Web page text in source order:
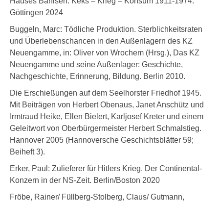
Göttingen 2024
Buggeln, Marc: Tödliche Produktion. Sterblichkeitsraten
und Überlebenschancen in den Außenlagern des KZ
Neuengamme, in: Oliver von Wrochem (Hrsg.), Das KZ
Neuengamme und seine Außenlager: Geschichte,
Nachgeschichte, Erinnerung, Bildung. Berlin 2010.
Die Erschießungen auf dem Seelhorster Friedhof 1945.
Mit Beiträgen von Herbert Obenaus, Janet Anschütz und
Irmtraud Heike, Ellen Bielert, Karljosef Kreter und einem
Geleitwort von Oberbürgermeister Herbert Schmalstieg.
Hannover 2005 (Hannoversche Geschichtsblätter 59;
Beiheft 3).
Erker, Paul: Zulieferer für Hitlers Krieg. Der Continental-
Konzern in der NS-Zeit. Berlin/Boston 2020
Fröbe, Rainer/ Füllberg-Stolberg, Claus/ Gutmann,